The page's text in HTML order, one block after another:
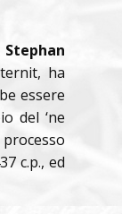
Stephan
ha
essere
del ‘ne
processo
c.p., ed